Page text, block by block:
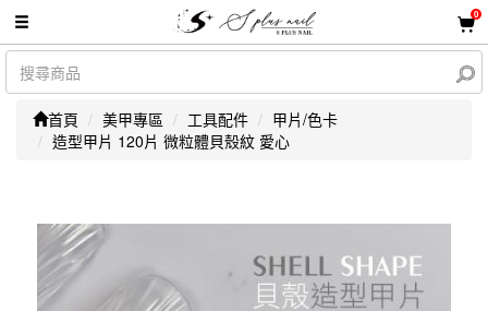
0
首頁 美甲專區 工具配件
甲片/色卡
造型甲片 120片 微粒體貝殼紋 愛心